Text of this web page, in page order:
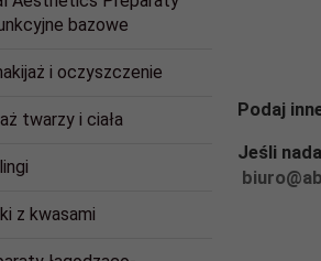
bazowe
i oczyszczenie
twarzy i ciała
z kwasami
Podaj
Jeśli